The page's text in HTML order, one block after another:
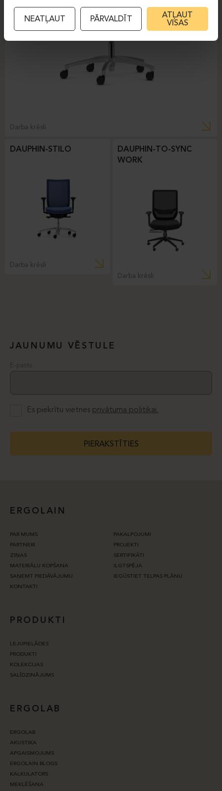
Darba krēsli
DAUPHIN-STILO
Darba krēsli
DAUPHIN-TO-SYNC
WORK
Darba krēsli
JAUNUMU VĒSTULE
E-pasts
Es piekrītu vietnes privātuma politikai.
PIERAKSTĪTIES
ERGOLAIN
PAR MUMS
PAKALPOJUMI
PARTNERI
PROJEKTI
ZIŅAS
SERTIFIKĀTI
MATERIĀLU KOPŠANA
ILGTSPĒJA
SAŅEMT PIEDĀVĀJUMU
IEGŪSTIET TELPAS PLĀNU
KONTAKTI
PRODUKTI
LEJUPIELĀDES
PRODUKTI
KOLEKCIJAS
SALĪDZINĀJUMS
ERGOLAB
ERGOLAB
AKUSTIKA
APGAISMOJUMS
ERGOLAIN BLOGS
KALKULATORS
MEKLĒŠANA
NEATĻAUT PĀRVALDĪT
ATĻAUT
VISAS